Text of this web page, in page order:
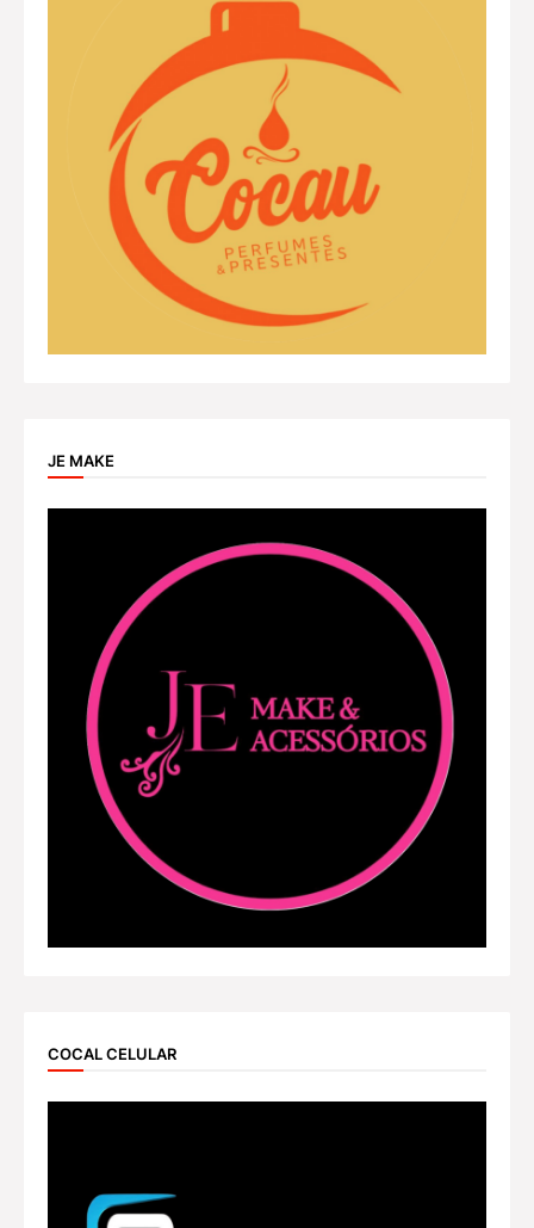
JE MAKE
COCAL CELULAR